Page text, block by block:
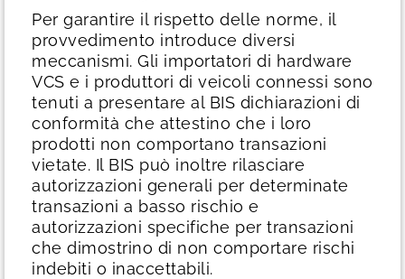
Per garantire il rispetto delle norme, il
provvedimento introduce diversi
meccanismi. Gli importatori di hardware
VCS e i produttori di veicoli connessi sono
tenuti a presentare al BIS dichiarazioni di
conformità che attestino che i loro
prodotti non comportano transazioni
vietate. Il BIS può inoltre rilasciare
autorizzazioni generali per determinate
transazioni a basso rischio e
autorizzazioni specifiche per transazioni
che dimostrino di non comportare rischi
indebiti o inaccettabili.